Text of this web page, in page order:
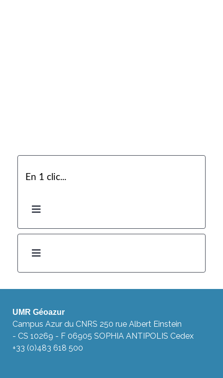
En 1 clic...
UMR Géoazur
Campus Azur du CNRS 250 rue Albert Einstein
- CS 10269 - F 06905 SOPHIA ANTIPOLIS Cedex
+33 (0)483 618 500